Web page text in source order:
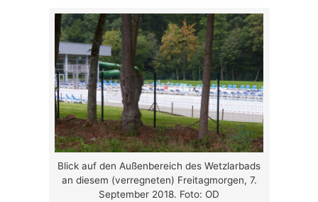
Blick auf den Außenbereich des Wetzlarbads
an diesem (verregneten) Freitagmorgen, 7.
September 2018. Foto: OD